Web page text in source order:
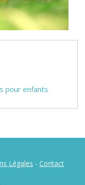
pour enfants
Légales - Contact